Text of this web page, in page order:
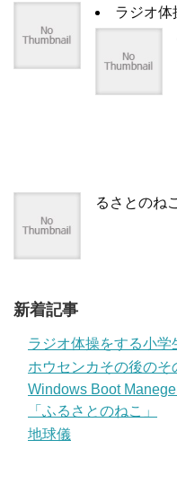
ラジオ体
るさとのね
新着記事
ラジオ体操をする小学
ホウセンカその後の
Windows Boot
「ふるさとのねこ」
地球儀